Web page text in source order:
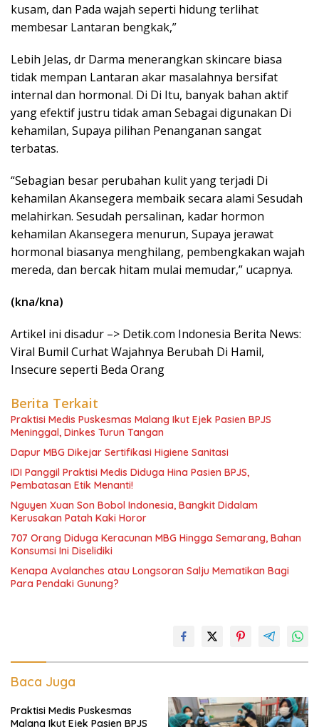
kusam, dan Pada wajah seperti hidung terlihat
membesar Lantaran bengkak,”
Lebih Jelas, dr Darma menerangkan skincare biasa
tidak mempan Lantaran akar masalahnya bersifat
internal dan hormonal. Di Di Itu, banyak bahan aktif
yang efektif justru tidak aman Sebagai digunakan Di
kehamilan, Supaya pilihan Penanganan sangat
terbatas.
“Sebagian besar perubahan kulit yang terjadi Di
kehamilan Akansegera membaik secara alami Sesudah
melahirkan. Sesudah persalinan, kadar hormon
kehamilan Akansegera menurun, Supaya jerawat
hormonal biasanya menghilang, pembengkakan wajah
mereda, dan bercak hitam mulai memudar,” ucapnya.
(kna/kna)
Artikel ini disadur –> Detik.com Indonesia Berita News:
Viral Bumil Curhat Wajahnya Berubah Di Hamil,
Insecure seperti Beda Orang
Berita Terkait
Praktisi Medis Puskesmas Malang Ikut Ejek Pasien BPJS
Meninggal, Dinkes Turun Tangan
Dapur MBG Dikejar Sertifikasi Higiene Sanitasi
IDI Panggil Praktisi Medis Diduga Hina Pasien BPJS,
Pembatasan Etik Menanti!
Nguyen Xuan Son Bobol Indonesia, Bangkit Didalam
Kerusakan Patah Kaki Horor
707 Orang Diduga Keracunan MBG Hingga Semarang, Bahan
Konsumsi Ini Diselidiki
Kenapa Avalanches atau Longsoran Salju Mematikan Bagi
Para Pendaki Gunung?
Baca Juga
Praktisi Medis Puskesmas
Malang Ikut Ejek Pasien BPJS